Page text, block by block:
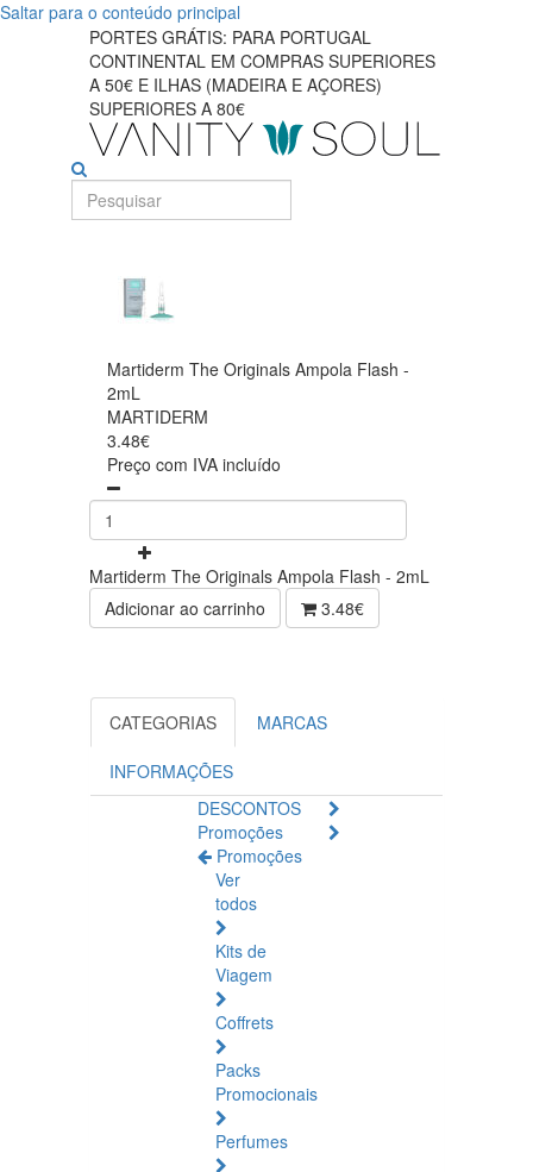
Saltar para o conteúdo principal
PORTES GRÁTIS: PARA PORTUGAL
CONTINENTAL EM COMPRAS SUPERIORES
A 50€ E ILHAS (MADEIRA E AÇORES)
SUPERIORES A 80€
Martiderm The Originals Ampola Flash -
2mL
MARTIDERM
3.48€
Preço com IVA incluído
Martiderm The Originals Ampola Flash - 2mL
Adicionar ao carrinho
3.48€
CATEGORIAS MARCAS
INFORMAÇÕES
DESCONTOS
Promoções
Promoções
Ver
todos
Kits de
Viagem
Coffrets
Packs
Promocionais
Perfumes